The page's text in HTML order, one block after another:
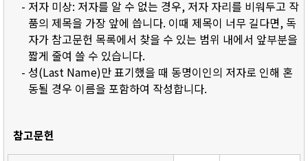
- 저자 미상: 저자를 알 수 없는 경우, 저자 자리를 비워두고 작
품의 제목을 가장 앞에 씁니다. 이때 제목이 너무 길다면, 독
자가 참고문헌 목록에서 찾을 수 있는 범위 내에서 앞부분을
짧게 줄여 쓸 수 있습니다.
- 성(Last Name)만 표기했을 때 동명이인의 저자로 인해 혼
동될 경우 이름을 포함하여 작성합니다.
참고문헌